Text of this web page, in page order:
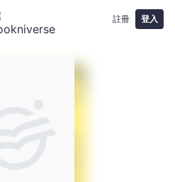
註冊 登入